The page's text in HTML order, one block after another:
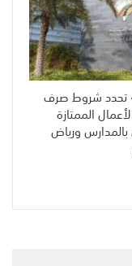
تحدد شروط صرف
الممتازة
بالمدارس ورياض